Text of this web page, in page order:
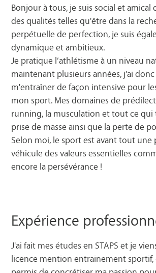
Bonjour à tous, je suis social et amical
des qualités telles qu'être dans la
perpétuelle de perfection, je suis
dynamique et ambitieux.
Je pratique l’athlétisme à un niveau
maintenant plusieurs années, j'ai
m'entraîner de façon intensive pour
mon sport. Mes domaines de
running, la musculation et tout ce qui
prise de masse ainsi que la perte de
Selon moi, le sport est avant tout une
véhicule des valeurs essentielles
encore la persévérance !
Expérience
J'ai fait mes études en STAPS et je
licence mention entrainement sportif,